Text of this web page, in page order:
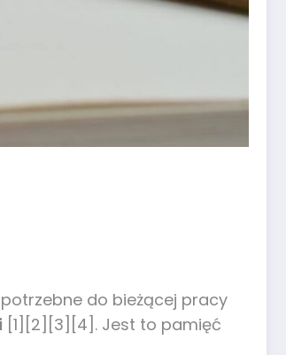
do bieżącej pracy
[1][2][3][4]. Jest to pamięć